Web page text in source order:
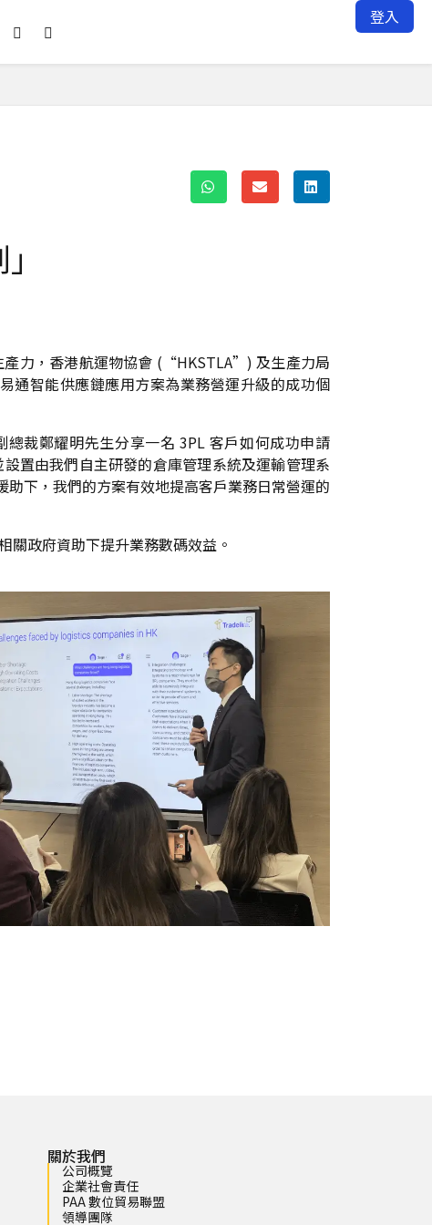
 
登入
力，香港航運物協會 (“HKSTLA”) 及生產力局
通智能供應鏈應用方案為業務營運升級的成功個
裁鄭耀明先生分享一名 3PL 客戶如何成功申請
置由我們自主研發的倉庫管理系統及運輸管理系
下，我們的方案有效地提高客戶業務日常營運的
關政府資助下提升業務數碼效益。
關於我們
公司概覽
企業社會責任
PAA 數位貿易聯盟
領導團隊